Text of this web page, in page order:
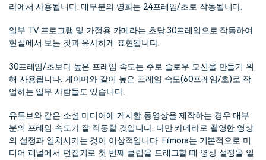
라에서 사용됩니다. 대부분의 영화는 24프레임/초로 작동됩니다.
일부 TV 프로그램 및 가정용 카메라는 초당 30프레임으로 작동하여
현실에서 보는 것과 유사하게 표현됩니다.
30프레임/초보다 높은 프레임 속도는 주로 슬로우 모션을 만들기 위
해 사용됩니다. 게이머와 같이 높은 프레임 속도(60프레임/초)로 작
업하는 일부 사람들도 있습니다.
유튜브와 같은 소셜 미디어에 게시할 동영상을 제작하는 경우 대부
분의 프레임 속도가 잘 작동할 것입니다. 다만 카메라로 촬영한 영상
의 설정과 일치시키는 것이 이상적입니다. Filmora는 기본적으로 미
디어 패널에서 편집기로 첫 번째 클립을 드래그할 때 영상 설정을 일